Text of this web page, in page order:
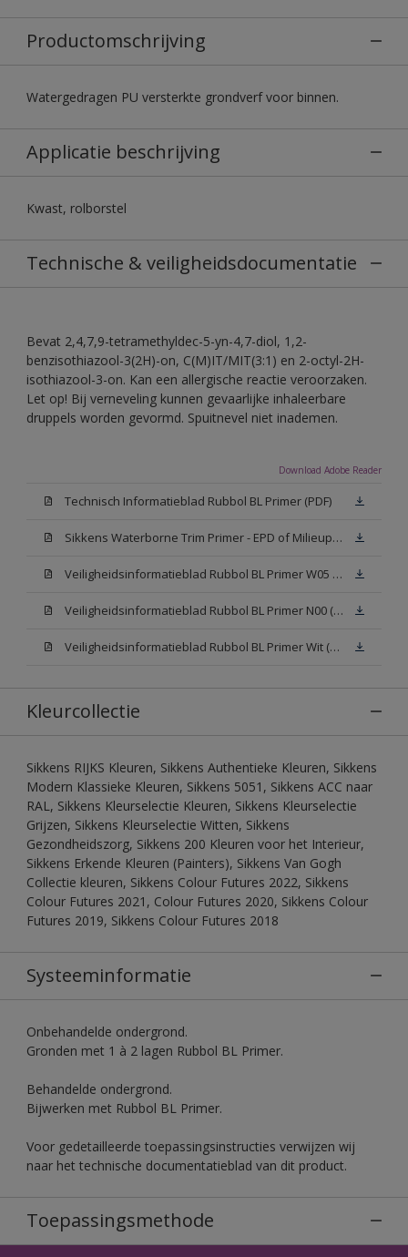
Productomschrijving
Watergedragen PU versterkte grondverf voor binnen.
Applicatie beschrijving
Kwast, rolborstel
Technische & veiligheidsdocumentatie
Bevat 2,4,7,9-tetramethyldec-5-yn-4,7-diol, 1,2-
benzisothiazool-3(2H)-on, C(M)IT/MIT(3:1) en 2-octyl-2H-
isothiazool-3-on. Kan een allergische reactie veroorzaken.
Let op! Bij verneveling kunnen gevaarlijke inhaleerbare
druppels worden gevormd. Spuitnevel niet inademen.
Download Adobe Reader
Technisch Informatieblad Rubbol BL Primer (PDF)
Sikkens Waterborne Trim Primer - EPD of Milieuproductverklaring
Veiligheidsinformatieblad Rubbol BL Primer W05 (MSDS)
Veiligheidsinformatieblad Rubbol BL Primer N00 (MSDS)
Veiligheidsinformatieblad Rubbol BL Primer Wit (MSDS)
Kleurcollectie
Sikkens RIJKS Kleuren, Sikkens Authentieke Kleuren, Sikkens
Modern Klassieke Kleuren, Sikkens 5051, Sikkens ACC naar
RAL, Sikkens Kleurselectie Kleuren, Sikkens Kleurselectie
Grijzen, Sikkens Kleurselectie Witten, Sikkens
Gezondheidszorg, Sikkens 200 Kleuren voor het Interieur,
Sikkens Erkende Kleuren (Painters), Sikkens Van Gogh
Collectie kleuren, Sikkens Colour Futures 2022, Sikkens
Colour Futures 2021, Colour Futures 2020, Sikkens Colour
Futures 2019, Sikkens Colour Futures 2018
Systeeminformatie
Onbehandelde ondergrond.
Gronden met 1 à 2 lagen Rubbol BL Primer.
Behandelde ondergrond.
Bijwerken met Rubbol BL Primer.
Voor gedetailleerde toepassingsinstructies verwijzen wij
naar het technische documentatieblad van dit product.
Toepassingsmethode